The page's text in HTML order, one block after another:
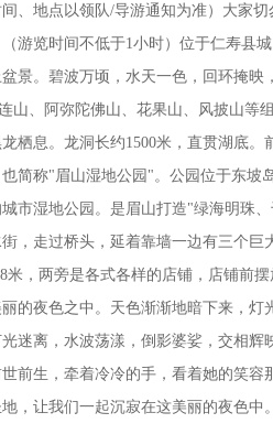
、地点以领队/导游通知为准）大家切
（游览时间不低于1小时）位于仁寿县
景。碧波万顷，水天一色，回环掩
山、阿弥陀佛山、花果山、风披山
栖息。龙洞长约1500米，直贯湖底。
简称"眉山湿地公园"。公园位于东
市湿地公园。是眉山打造"绿海明珠
，走过桥头，延着靠墙一边有三个
，两旁是各式各样的店铺，店铺前
的夜色之中。天色渐渐地暗下来，
迷离，水波荡漾，倒影婆娑，交相
前生，牵着冷冷的手，看着她的笑
，让我们一起沉寂在这美丽的夜色中。